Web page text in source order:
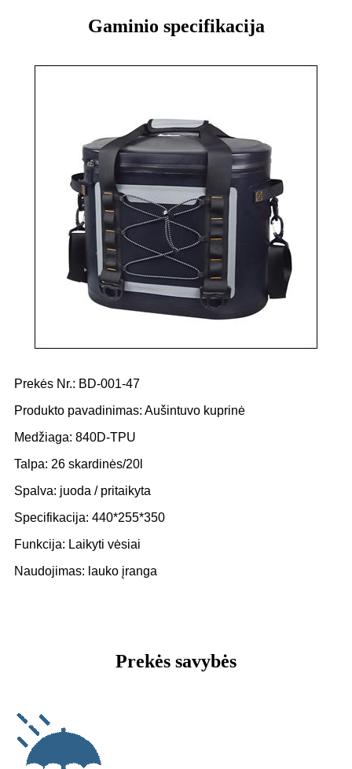
Gaminio specifikacija
Prekės Nr.: BD-001-47
Produkto pavadinimas: Aušintuvo kuprinė
Medžiaga: 840D-TPU
Talpa: 26 skardinės/20l
Spalva: juoda / pritaikyta
Specifikacija: 440*255*350
Funkcija: Laikyti vėsiai
Naudojimas: lauko įranga
Prekės savybės